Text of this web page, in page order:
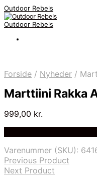
Outdoor Rebels
Outdoor Rebels
Forside / Nyheder /
Marttiini Rakka
999,00 kr.
Varenummer (SKU):
Previous Product
Next Product